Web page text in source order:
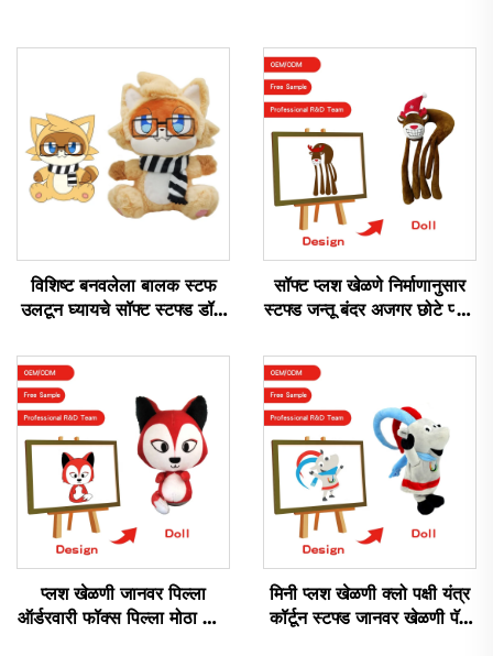
विशिष्ट बनवलेला बालक स्टफ
उलटून घ्यायचे सॉफ्ट स्टफ्ड डॉल
खेळणे
सॉफ्ट प्लश खेळणे निर्माणानुसार
स्टफ्ड जन्तू बंदर अजगर छोटे प्लश
प्लश खेळणी जानवर पिल्ला
ऑर्डरवारी फॉक्स पिल्ला मोठा डॉल
मिनी प्लश खेळणी क्लो पक्षी यंत्र
कॉर्टून स्टफ्ड जानवर खेळणी पॅज